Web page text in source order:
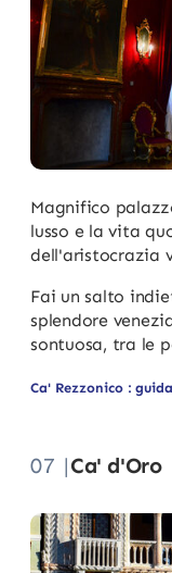
Magnifico
lusso e la vita
dell'aristocrazia
Fai un salto
splendore
sontuosa, tra le
Ca' Rezzonico :
07 |Ca' d'Oro